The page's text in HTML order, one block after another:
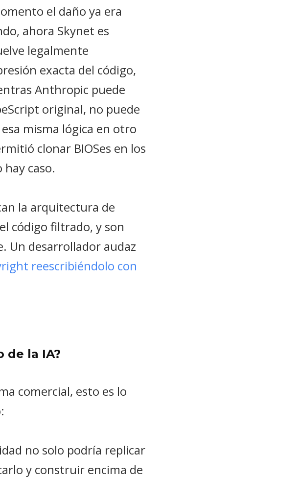
el daño ya era
ahora Skynet es
legalmente
exacta del código,
Anthropic puede
original, no puede
misma lógica en otro
clonar BIOSes en los
caso.
la arquitectura de
código filtrado, y son
Un desarrollador audaz
reescribiéndolo con
de la IA?
comercial, esto es lo
no solo podría replicar
y construir encima de